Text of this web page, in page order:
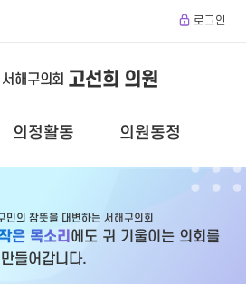
로그인
해구의회 고선희 의원
의정활동 의원동정
민의 참뜻을 대변하는 서해구의회
은 목소리 에도 귀 기울이는 의회를
만들어갑니다.